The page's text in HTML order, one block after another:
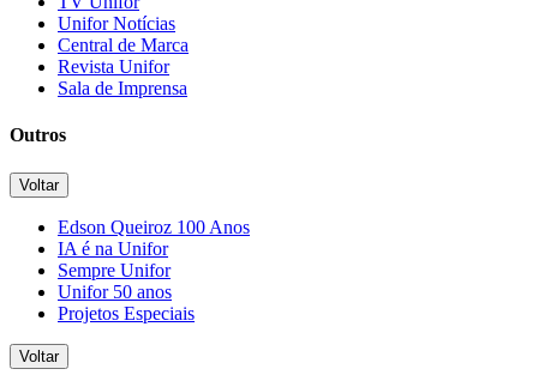
Unifor Notícias
Central de Marca
Revista Unifor
Sala de Imprensa
Outros
Voltar
Edson Queiroz 100 Anos
IA é na Unifor
Sempre Unifor
Unifor 50 anos
Projetos Especiais
Voltar